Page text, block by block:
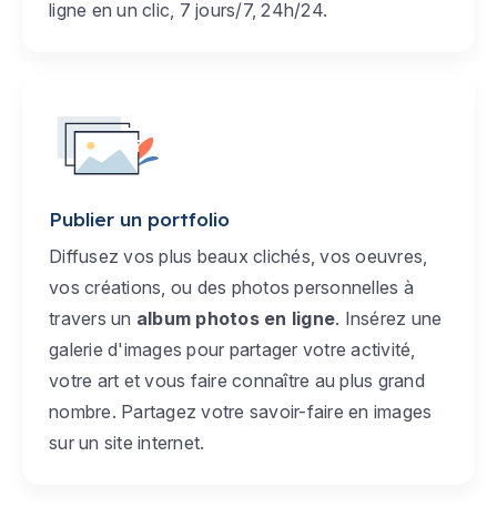
ligne en un clic, 7 jours/7, 24h/24.
Publier un portfolio
Diffusez vos plus beaux clichés, vos oeuvres,
vos créations, ou des photos personnelles à
travers un album photos en ligne. Insérez une
galerie d'images pour partager votre activité,
votre art et vous faire connaître au plus grand
nombre. Partagez votre savoir-faire en images
sur un site internet.